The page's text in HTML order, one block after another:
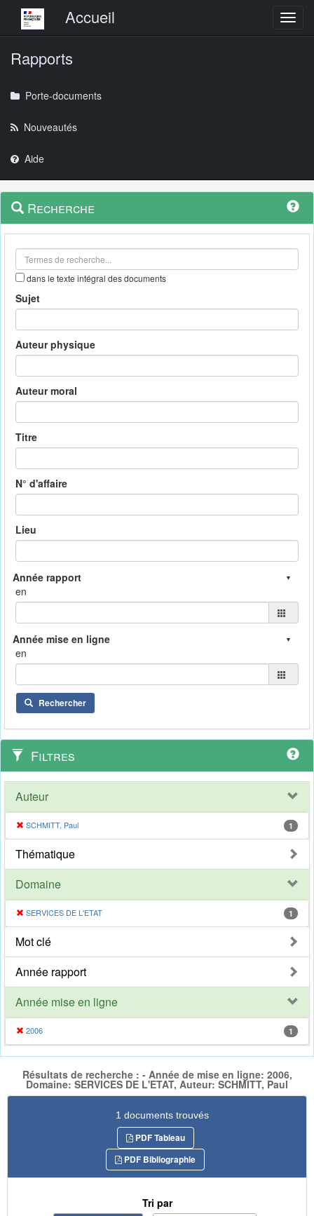
Menu principalAccueil
Rapports
Porte-documents
Nouveautés
Aide
Navigation
outils
Menu
contextuel
Recherche
dans le texte intégral des documents
Sujet
Auteur physique
Auteur moral
Titre
N° d'affaire
Lieu
en
en
Rechercher
Filtres
Auteur
SCHMITT, Paul 1
Thématique
Domaine
SERVICES DE L'ETAT 1
Mot clé
Année rapport
Année mise en ligne
2006 1
Résultats de recherche : - Année de mise en ligne: 2006,
Domaine: SERVICES DE L'ETAT, Auteur: SCHMITT, Paul
1 documents trouvés
PDF Tableau
PDF Bibliographie
Tri par